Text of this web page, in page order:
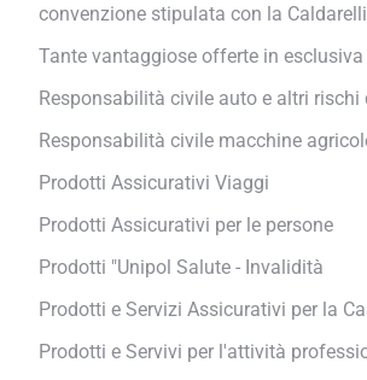
convenzione stipulata con la
Tante vantaggiose offerte in
Responsabilità civile auto e altri rischi
Responsabilità civile macchine agricole
Prodotti Assicurativi Viaggi
Prodotti Assicurativi per le persone
Prodotti "Unipol Salute - Invalidità
Prodotti e Servizi Assicurativi per la
Prodotti e Servivi per l'attività